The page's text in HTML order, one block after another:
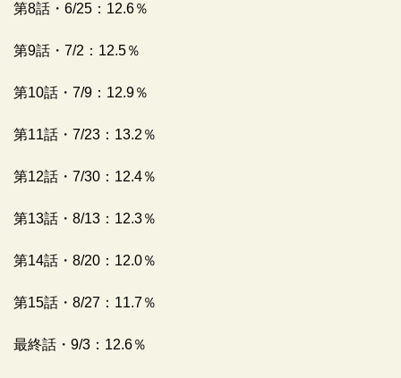
第8話・6/25：12.6％
第9話・7/2：12.5％
第10話・7/9：12.9％
第11話・7/23：13.2％
第12話・7/30：12.4％
第13話・8/13：12.3％
第14話・8/20：12.0％
第15話・8/27：11.7％
最終話・9/3：12.6％